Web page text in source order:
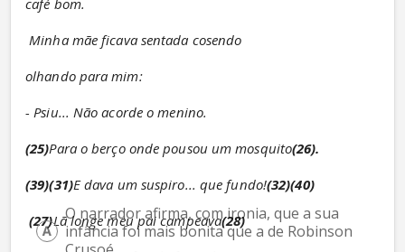
café bom.
Minha mãe ficava sentada cosendo
olhando para mim:
- Psiu... Não acorde o menino.
(25)Para o berço onde pousou um mosquito(26).
(39)(31)E dava um suspiro... que fundo!(32)(40)
(27)Lã longe meu pai campeava(28)
O narrador afirma, com ironia, que a sua
infância foi mais bonita que a de Robinson